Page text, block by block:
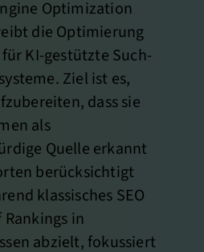
Optimization
die Optimierung
KI-gestützte Such-
Ziel ist es,
dass sie
als
Quelle erkannt
berücksichtigt
klassisches SEO
in
abzielt, fokussiert